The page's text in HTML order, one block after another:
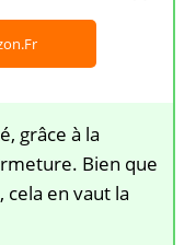
grâce à la
Bien que
en vaut la